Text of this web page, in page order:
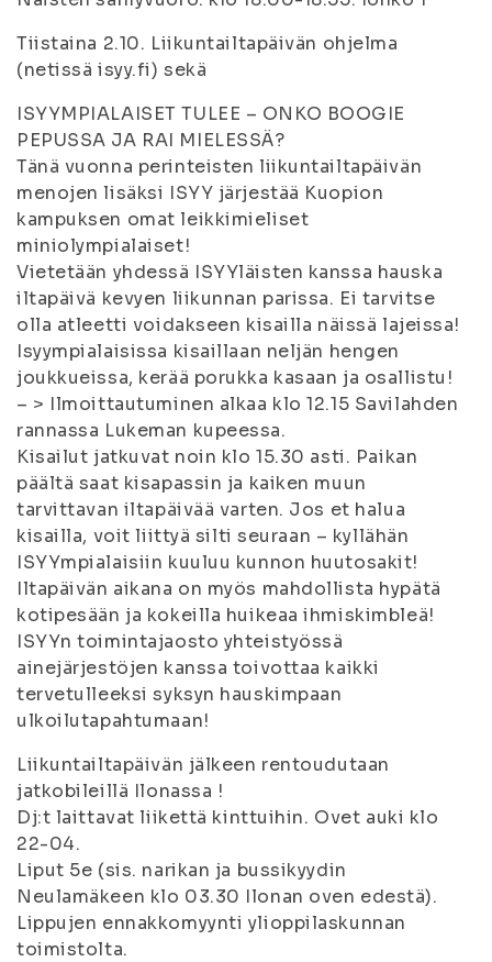
Tiistaina 2.10. Liikuntailtapäivän ohjelma
(netissä isyy.fi) sekä
ISYYMPIALAISET TULEE – ONKO BOOGIE
PEPUSSA JA RAI MIELESSÄ?
Tänä vuonna perinteisten liikuntailtapäivän
menojen lisäksi ISYY järjestää Kuopion
kampuksen omat leikkimieliset
miniolympialaiset!
Vietetään yhdessä ISYYläisten kanssa hauska
iltapäivä kevyen liikunnan parissa. Ei tarvitse
olla atleetti voidakseen kisailla näissä lajeissa!
Isyympialaisissa kisaillaan neljän hengen
joukkueissa, kerää porukka kasaan ja osallistu!
– > Ilmoittautuminen alkaa klo 12.15 Savilahden
rannassa Lukeman kupeessa.
Kisailut jatkuvat noin klo 15.30 asti. Paikan
päältä saat kisapassin ja kaiken muun
tarvittavan iltapäivää varten. Jos et halua
kisailla, voit liittyä silti seuraan – kyllähän
ISYYmpialaisiin kuuluu kunnon huutosakit!
Iltapäivän aikana on myös mahdollista hypätä
kotipesään ja kokeilla huikeaa ihmiskimbleä!
ISYYn toimintajaosto yhteistyössä
ainejärjestöjen kanssa toivottaa kaikki
tervetulleeksi syksyn hauskimpaan
ulkoilutapahtumaan!
Liikuntailtapäivän jälkeen rentoudutaan
jatkobileillä Ilonassa !
Dj:t laittavat liikettä kinttuihin. Ovet auki klo
22-04.
Liput 5e (sis. narikan ja bussikyydin
Neulamäkeen klo 03.30 Ilonan oven edestä).
Lippujen ennakkomyynti ylioppilaskunnan
toimistolta.